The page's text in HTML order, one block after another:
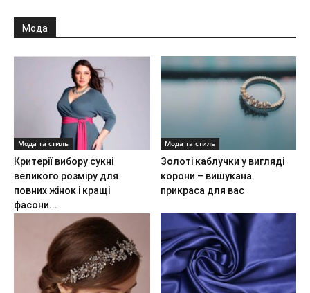
Мода
Мода та стиль
Критерії вибору сукні
великого розміру для
повних жінок і кращі
фасони...
Мода та стиль
Золоті каблучки у вигляді
корони – вишукана
прикраса для вас